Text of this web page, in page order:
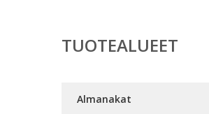
TUOTEALUEET
Almanakat